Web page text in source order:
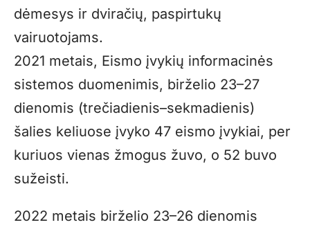
dėmesys ir dviračių, paspirtukų
vairuotojams.
2021 metais, Eismo įvykių informacinės
sistemos duomenimis, birželio 23–27
dienomis (trečiadienis–sekmadienis)
šalies keliuose įvyko 47 eismo įvykiai, per
kuriuos vienas žmogus žuvo, o 52 buvo
sužeisti.
2022 metais birželio 23–26 dienomis